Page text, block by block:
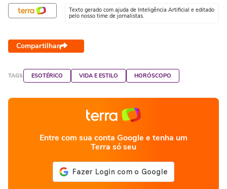
Texto gerado com ajuda de Inteligência Artificial e editado
pelo nosso time de jornalistas.
Compartilhar
TAGS ESOTÉRICO VIDA E ESTILO HORÓSCOPO
Entre com sua conta Google e tenha um
Terra só seu